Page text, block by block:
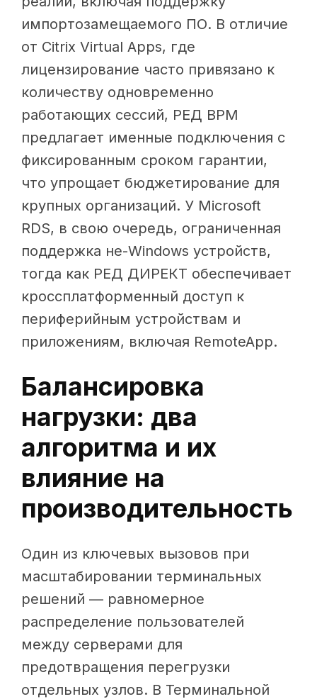
импортозамещаемого ПО. В отличие
от Citrix Virtual Apps, где
лицензирование часто привязано к
количеству одновременно
работающих сессий, РЕД ВРМ
предлагает именные подключения с
фиксированным сроком гарантии,
что упрощает бюджетирование для
крупных организаций. У Microsoft
RDS, в свою очередь, ограниченная
поддержка не-Windows устройств,
тогда как РЕД ДИРЕКТ обеспечивает
кроссплатформенный доступ к
периферийным устройствам и
приложениям, включая RemoteApp.
Балансировка
нагрузки: два
алгоритма и их
влияние на
производительность
Один из ключевых вызовов при
масштабировании терминальных
решений — равномерное
распределение пользователей
между серверами для
предотвращения перегрузки
отдельных узлов. В Терминальной